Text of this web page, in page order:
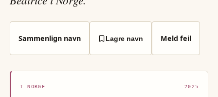
Sammenlign navn Lagre navn Meld feil
I NORGE 2025